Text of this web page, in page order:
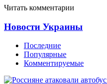
Читать комментарии
Новости Украины
Последние
Популярные
Комментируемые